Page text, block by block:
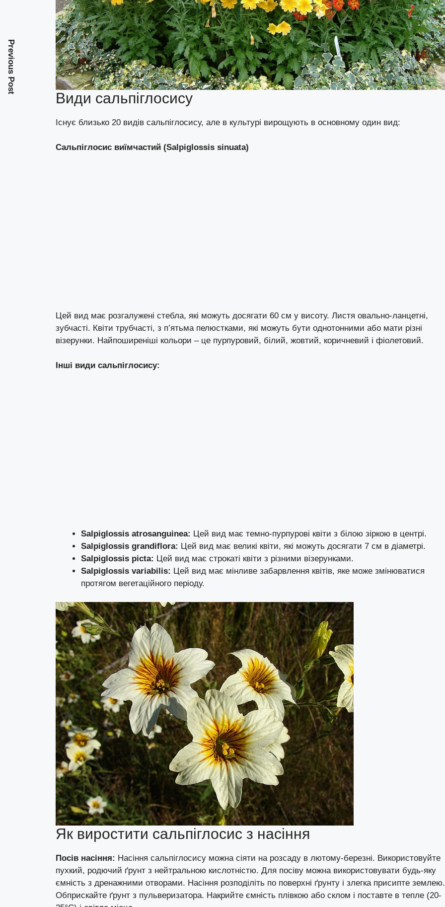
Види сальпіглосису
Існує близько 20 видів сальпіглосису, але в культурі вирощують в основному один вид:
Сальпіглосис виїмчастий (Salpiglossis sinuata)
Цей вид має розгалужені стебла, які можуть досягати 60 см у висоту. Листя овально-ланцетні,
зубчасті. Квіти трубчасті, з п’ятьма пелюстками, які можуть бути однотонними або мати різні
візерунки. Найпоширеніші кольори – це пурпуровий, білий, жовтий, коричневий і фіолетовий.
Інші види сальпіглосису:
Salpiglossis atrosanguinea: Цей вид має темно-пурпурові квіти з білою зіркою в центрі.
Salpiglossis grandiflora: Цей вид має великі квіти, які можуть досягати 7 см в діаметрі.
Salpiglossis picta: Цей вид має строкаті квіти з різними візерунками.
Salpiglossis variabilis: Цей вид має мінливе забарвлення квітів, яке може змінюватися
протягом вегетаційного періоду.
Як виростити сальпіглосис з насіння
Посів насіння: Насіння сальпіглосису можна сіяти на розсаду в лютому-березні. Використовуйте
пухкий, родючий ґрунт з нейтральною кислотністю. Для посіву можна використовувати будь-яку
ємність з дренажними отворами. Насіння розподіліть по поверхні ґрунту і злегка присипте землею.
Обприскайте ґрунт з пульверизатора. Накрийте ємність плівкою або склом і поставте в тепле (20-
Previous Post